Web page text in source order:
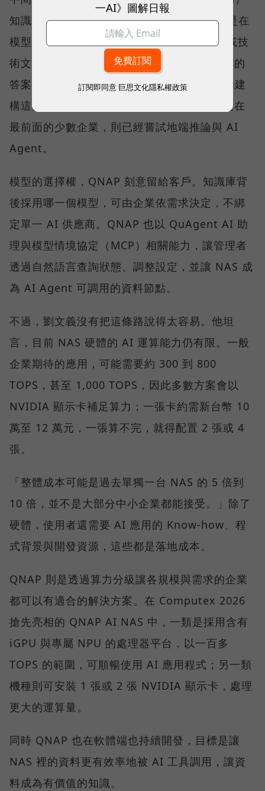
知識庫。RAG 並不是重新訓練一個模型，而是在
模型回答前，先從企業的 SOP、合約、法規或技
術文件中取回相關內容，再產生附有來源依據的
答案。QNAP 以 Qsirch 的語意搜尋能力協助建
構這類應用，協助企業建立私有知識庫；而走在
最前面的少數企業，則已經嘗試地端推論與 AI
Agent。
模型的選擇權，QNAP 刻意留給客戶。知識庫背
後採用哪一個模型，可由企業依需求決定，不綁
定單一 AI 供應商。QNAP 也以 QuAgent AI 助
理與模型情境協定（MCP）相關能力，讓管理者
透過自然語言查詢狀態、調整設定，並讓 NAS 成
為 AI Agent 可調用的資料節點。
不過，劉文義沒有把這條路說得太容易。他坦
言，目前 NAS 硬體的 AI 運算能力仍有限。一般
企業期待的應用，可能需要約 300 到 800
TOPS，甚至 1,000 TOPS，因此多數方案會以
NVIDIA 顯示卡補足算力；一張卡約需新台幣 10
萬至 12 萬元，一張算不完，就得配置 2 張或 4
張。
「整體成本可能是過去單獨一台 NAS 的 5 倍到
10 倍，並不是大部分中小企業都能接受。」除了
硬體，使用者還需要 AI 應用的 Know-how、程
式背景與開發資源，這些都是落地成本。
QNAP 則是透過算力分級讓各規模與需求的企業
都可以有適合的解決方案。在 Computex 2026
搶先亮相的 QNAP AI NAS 中，一類是採用含有
iGPU 與專屬 NPU 的處理器平台，以一百多
TOPS 的範圍，可順暢使用 AI 應用程式；另一類
機種則可安裝 1 張或 2 張 NVIDIA 顯示卡，處理
更大的運算量。
同時 QNAP 也在軟體端也持續開發，目標是讓
NAS 裡的資料更有效率地被 AI 工具調用，讓資
料成為有價值的知識。
一AI》圖解日報
訂閱即同意 巨思文化隱私權政策